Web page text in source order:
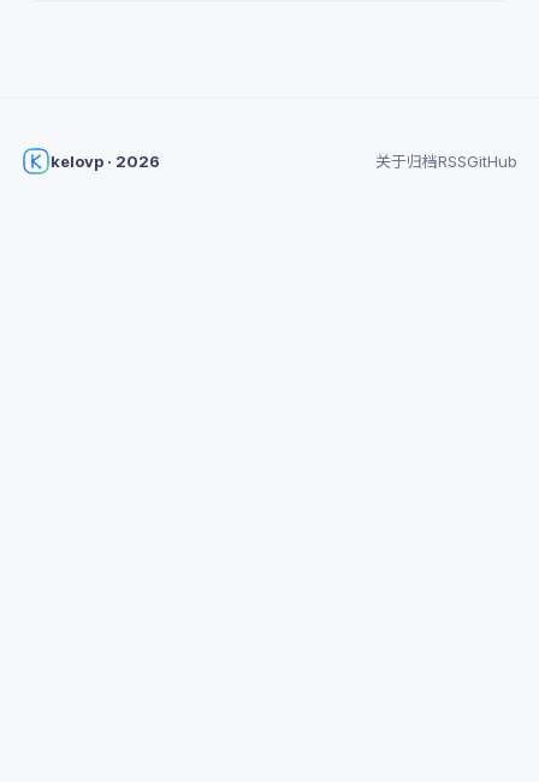
kelovp · 2026 关于归档RSSGitHub